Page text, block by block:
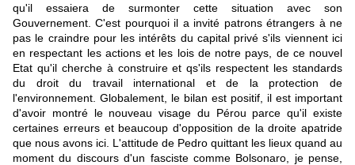
qu'il essaiera de surmonter cette situation avec son
Gouvernement. C'est pourquoi il a invité patrons étrangers à ne
pas le craindre pour les intérêts du capital privé s'ils viennent ici
en respectant les actions et les lois de notre pays, de ce nouvel
Etat qu'il cherche à construire et qs'ils respectent les standards
du droit du travail international et de la protection de
l'environnement. Globalement, le bilan est positif, il est important
d'avoir montré le nouveau visage du Pérou parce qu'il existe
certaines erreurs et beaucoup d'opposition de la droite apatride
que nous avons ici. L'attitude de Pedro quittant les lieux quand au
moment du discours d'un fasciste comme Bolsonaro, je pense,